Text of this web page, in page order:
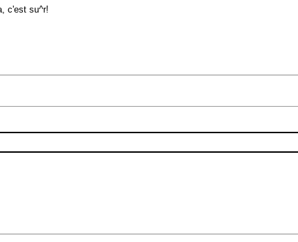
c'est su^r!